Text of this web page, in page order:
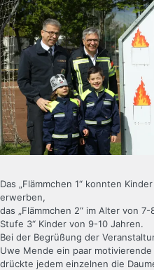
Das „Flämmchen 1“ konnten
erwerben,
das „Flämmchen 2“ im Alter von
Stufe 3“ Kinder von 9-10 Jahren.
Bei der Begrüßung der
Uwe Mende ein paar
drückte jedem einzelnen die